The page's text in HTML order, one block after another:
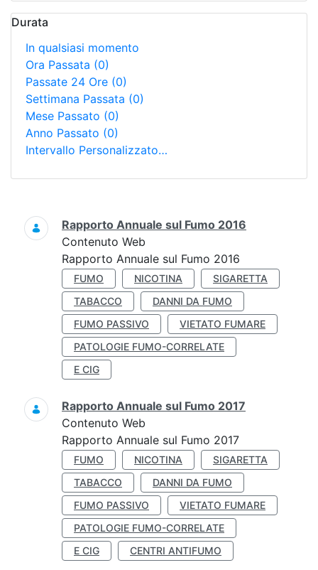
Durata
In qualsiasi momento
Ora Passata (0)
Passate 24 Ore (0)
Settimana Passata (0)
Mese Passato (0)
Anno Passato (0)
Intervallo Personalizzato…
Ricerca
Rapporto Annuale sul Fumo 2016
Contenuto Web
Rapporto Annuale sul Fumo 2016
FUMO NICOTINA
SIGARETTA
TABACCO
DANNI DA FUMO
FUMO PASSIVO
VIETATO FUMARE
PATOLOGIE FUMO-CORRELATE
E CIG
Rapporto Annuale sul Fumo 2017
Contenuto Web
Rapporto Annuale sul Fumo 2017
FUMO NICOTINA
SIGARETTA
TABACCO
DANNI DA FUMO
FUMO PASSIVO
VIETATO FUMARE
PATOLOGIE FUMO-CORRELATE
E CIG
CENTRI ANTIFUMO